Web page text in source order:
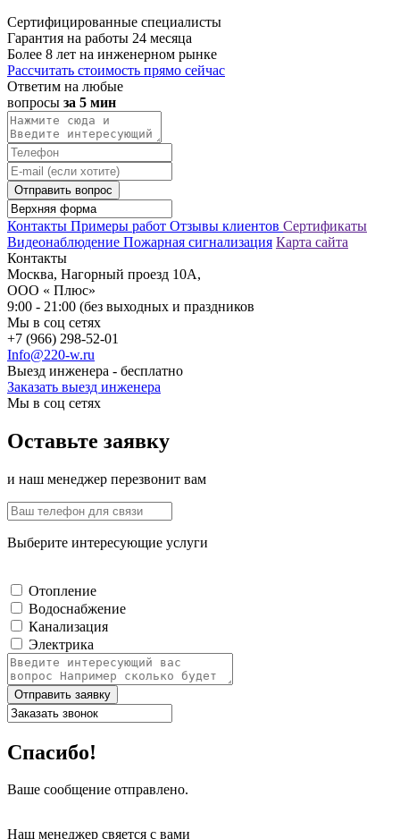
Сертифицированные специалисты
Гарантия на работы 24 месяца
Более 8 лет на инженерном рынке
Рассчитать стоимость прямо сейчас
Ответим на любые
вопросы за 5 мин
Отправить вопрос
Контакты Примеры работ Отзывы клиентов Сертификаты
Видеонаблюдение Пожарная сигнализация Карта сайта
Контакты
Москва, Нагорный проезд 10А,
ООО « Плюс»
9:00 - 21:00 (без выходных и праздников
Мы в соц сетях
+7 (966) 298-52-01
Info@220-w.ru
Выезд инженера - бесплатно
Заказать выезд инженера
Мы в соц сетях
Оставьте заявку
и наш менеджер перезвонит вам
Выберите интересующие услуги
Отопление
Водоснабжение
Канализация
Электрика
Отправить заявку
Спасибо!
Ваше сообщение отправлено.
Наш менеджер свяется с вами